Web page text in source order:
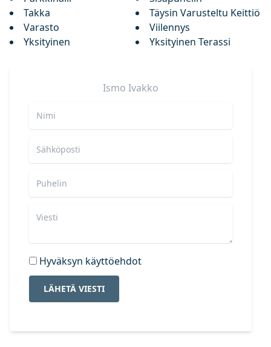
Takka
Täysin Varusteltu Keittiö
Varasto
Viilennys
Yksityinen
Yksityinen Terassi
Ismo Ivakko
Hyväksyn käyttöehdot
LÄHETÄ VIESTI